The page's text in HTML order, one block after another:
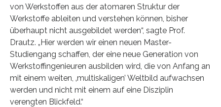
von Werkstoffen aus der atomaren Struktur der
Werkstoffe ableiten und verstehen können, bisher
überhaupt nicht ausgebildet werden“, sagte Prof.
Drautz. „Hier werden wir einen neuen Master-
Studiengang schaffen, der eine neue Generation von
Werkstoffingenieuren ausbilden wird, die von Anfang an
mit einem weiten, ‚multiskaligen’ Weltbild aufwachsen
werden und nicht mit einem auf eine Disziplin
verengten Blickfeld.“